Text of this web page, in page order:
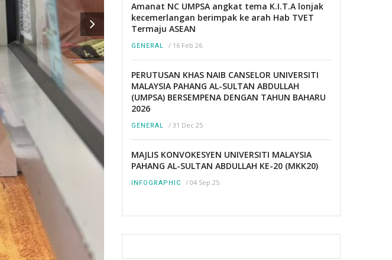
Amanat NC UMPSA angkat tema K.I.T.A lonjak
kecemerlangan berimpak ke arah Hab TVET
Termaju ASEAN
GENERAL / 16 Feb 26
PERUTUSAN KHAS NAIB CANSELOR UNIVERSITI
MALAYSIA PAHANG AL-SULTAN ABDULLAH
(UMPSA) BERSEMPENA DENGAN TAHUN BAHARU
2026
GENERAL / 31 Dec 25
MAJLIS KONVOKESYEN UNIVERSITI MALAYSIA
PAHANG AL-SULTAN ABDULLAH KE-20 (MKK20)
INFOGRAPHIC / 04 Sep 25